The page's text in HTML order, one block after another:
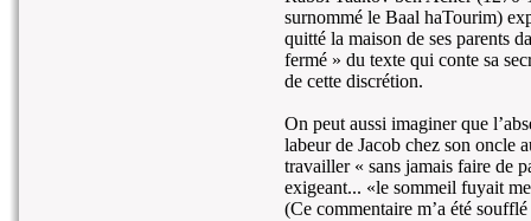
surnommé le Baal haTourim)
quitté la maison de ses parents
fermé » du texte qui conte sa
de cette discrétion.
On peut aussi imaginer que
labeur de Jacob chez son oncle
travailler « sans jamais faire de
exigeant... «le sommeil fuyait
(Ce commentaire m’a été